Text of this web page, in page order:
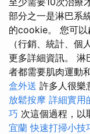
部分之一是淋巴系
的cookie。 您可
（行銷、統計、
更多詳細資訊。 淋
者都需要肌肉運動
盒外送 許多人很樂
放鬆按摩 詳細實用
巧 次這個過程，以
宜蘭 快速打掃小技